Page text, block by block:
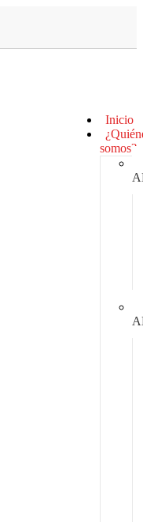
Inicio
somos?